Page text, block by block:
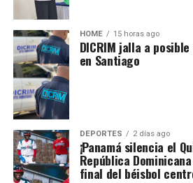
HOME 15 horas ago
DICRIM jalla a
en Santiago
DEPORTES 2 días ago
¡Panamá silencia el
República
final del béisbol